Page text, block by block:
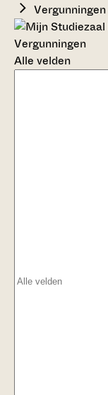
Vergunningen
Vergunningen
Alle velden